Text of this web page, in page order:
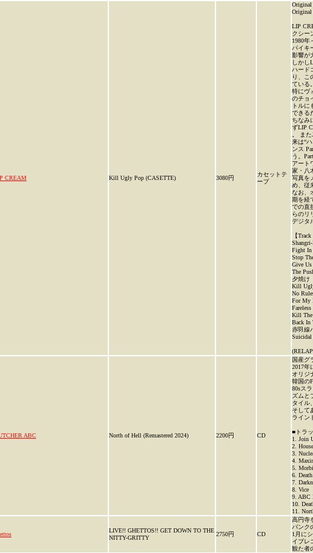
CREAM Kill Ugly Pop (CASETTE) 3080円
カセットテ
ープ
Original
Original
LIP
クシー
1980年
パイキ
影響が
しかし
ハード
り、こ
ている。
特にヴ
のチョ
トルに
できる
ちなみ
ずLIP
。 ま
来は“
ンス
う。
アート
家・八
写真を
め、従
なお、
期を経
での直
らのリ
デジタ
【Track
Fight In
Stop
Give
The
夕焼け
Kill
No
For My
Kill
Back In
赤羽線
Suicidal
ABC North of Hell (Remastered 2024) 2200円 CD
国産グ
2017年
オリジ
韓国の
80sス
ズムと
タイル
そして
ライン
■トラ
1. Join
2.
3.
4.
5.
6.
7.
8. Vice
9. ABC
10.
11.
LIVE!! GHETTOS!! GET DOWN TO THE
NITTY-GRITTY
2750円 CD
高円寺
パンク
1月に
イブレ
観た者